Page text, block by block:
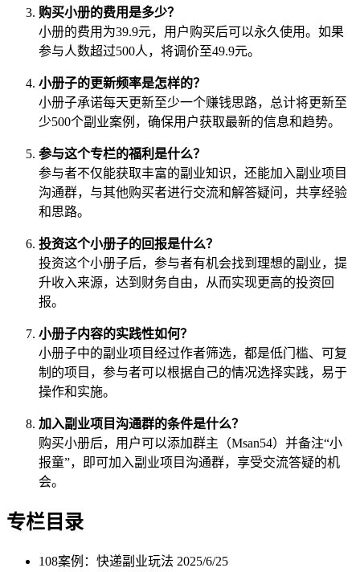
购买小册的费用是多少？
小册的费用为39.9元，用户购买后可以永久使用。如果
参与人数超过500人，将调价至49.9元。
小册子的更新频率是怎样的？
小册子承诺每天更新至少一个赚钱思路，总计将更新至
少500个副业案例，确保用户获取最新的信息和趋势。
参与这个专栏的福利是什么？
参与者不仅能获取丰富的副业知识，还能加入副业项目
沟通群，与其他购买者进行交流和解答疑问，共享经验
和思路。
投资这个小册子的回报是什么？
投资这个小册子后，参与者有机会找到理想的副业，提
升收入来源，达到财务自由，从而实现更高的投资回
报。
小册子内容的实践性如何？
小册子中的副业项目经过作者筛选，都是低门槛、可复
制的项目，参与者可以根据自己的情况选择实践，易于
操作和实施。
加入副业项目沟通群的条件是什么？
购买小册后，用户可以添加群主（Msan54）并备注“小
报童”，即可加入副业项目沟通群，享受交流答疑的机
会。
专栏目录
108案例：快递副业玩法 2025/6/25